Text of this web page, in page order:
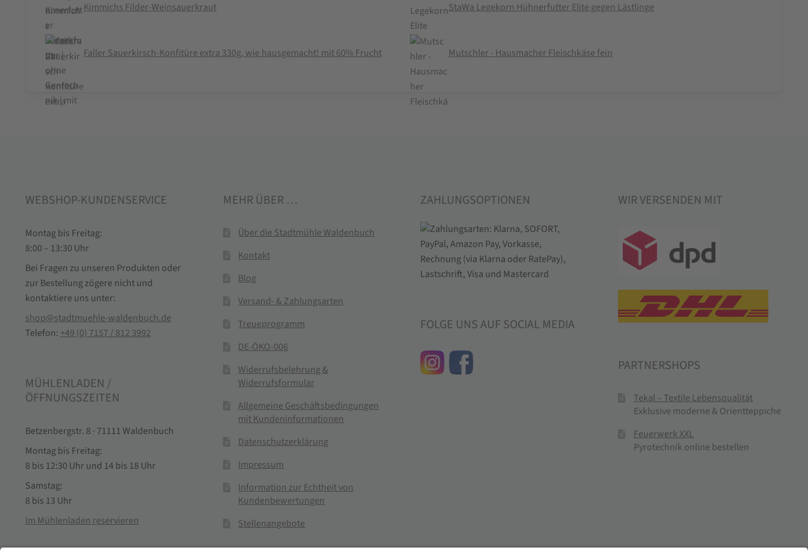
Kimmichs Filder-Weinsauerkraut StaWa Legekorn Hühnerfutter Elite gegen Lästlinge
Faller Sauerkirsch-Konfitüre extra 330g, wie hausgemacht! mit 60% Frucht Mutschler - Hausmacher Fleischkäse fein
WEBSHOP-KUNDENSERVICE
Montag bis Freitag:
8:00 – 13:30 Uhr
Bei Fragen zu unseren Produkten oder
zur Bestellung zögere nicht und
kontaktiere uns unter:
shop@stadtmuehle-waldenbuch.de
Telefon: +49 (0) 7157 / 812 3992
MÜHLENLADEN /
ÖFFNUNGSZEITEN
Betzenbergstr. 8 · 71111 Waldenbuch
Montag bis Freitag:
8 bis 12:30 Uhr und 14 bis 18 Uhr
Samstag:
8 bis 13 Uhr
Im Mühlenladen reservieren
MEHR ÜBER …
Über die Stadtmühle Waldenbuch
Kontakt
Blog
Versand- & Zahlungsarten
Treueprogramm
DE-ÖKO-006
Widerrufsbelehrung &
Widerrufsformular
Allgemeine Geschäftsbedingungen
mit Kundeninformationen
Datenschutzerklärung
Impressum
Information zur Echtheit von
Kundenbewertungen
Stellenangebote
ZAHLUNGSOPTIONEN
FOLGE UNS AUF SOCIAL MEDIA
WIR VERSENDEN MIT
PARTNERSHOPS
Tekal – Textile Lebensqualität
Exklusive moderne & Orientteppiche
Feuerwerk XXL
Pyrotechnik online bestellen